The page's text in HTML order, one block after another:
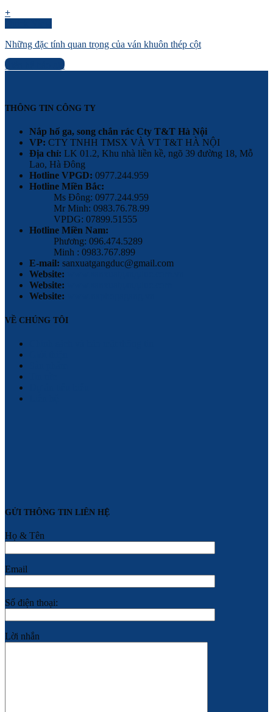
+
Những đặc tính quan trọng của ván khuôn thép cột
Liên hệ báo giá
THÔNG TIN CÔNG TY
Nắp hố ga, song chắn rác Cty T&T Hà Nội
VP: CTY TNHH TMSX VÀ VT T&T HÀ NỘI
Địa chỉ: LK 01.2, Khu nhà liền kề, ngõ 39 đường 18, Mỗ
Lao, Hà Đông
Hotline VPGD: 0977.244.959
Hotline Miền Bắc:
Ms Đông: 0977.244.959
Mr Minh: 0983.76.78.99
VPDG: 07899.51555
Hotline Miền Nam:
Phương: 096.474.5289
Minh : 0983.767.899
E-mail: sanxuatgangduc@gmail.com
Website:
Website:
Website:
VỀ CHÚNG TÔI
GỬI THÔNG TIN LIÊN HỆ
Họ & Tên
Email
Số điện thoại:
Lời nhắn